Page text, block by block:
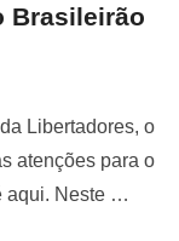
Brasileirão
Libertadores, o
atenções para o
aqui. Neste …